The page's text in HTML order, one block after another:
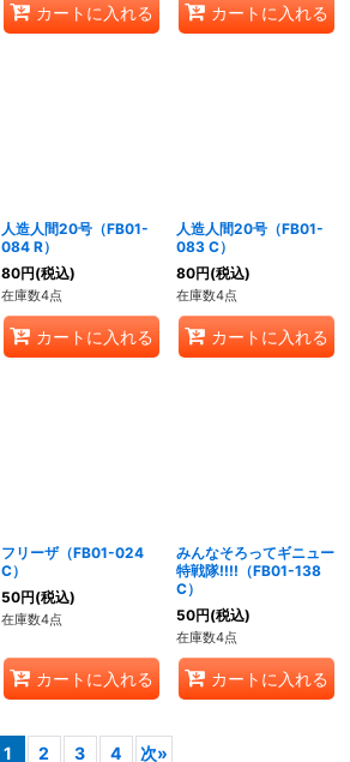
カートに入れる カートに入れる
人造人間20号（FB01-
084 R）
80円(税込)
在庫数4点
カートに入れる
人造人間20号（FB01-
083 C）
80円(税込)
在庫数4点
カートに入れる
フリーザ（FB01-024
C）
50円(税込)
在庫数4点
カートに入れる
みんなそろってギニュー
特戦隊!!!!（FB01-138
C）
50円(税込)
在庫数4点
カートに入れる
1 2 3 4 次»